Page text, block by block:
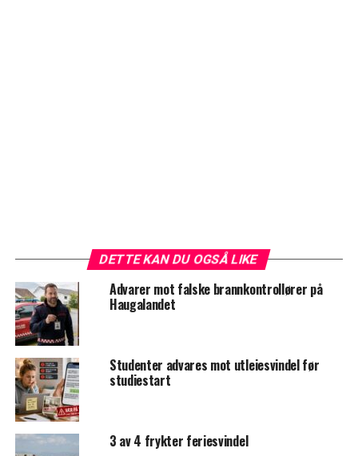
DETTE KAN DU OGSÅ LIKE
Advarer mot falske brannkontrollører på
Haugalandet
Studenter advares mot utleiesvindel før
studiestart
3 av 4 frykter feriesvindel